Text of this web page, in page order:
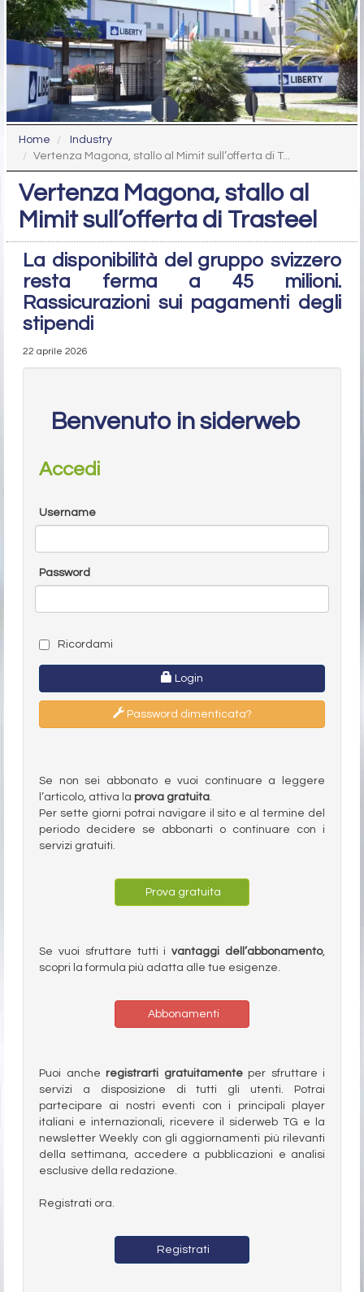
Home
Industry
Vertenza Magona, stallo al Mimit sull’offerta di T...
Vertenza Magona, stallo al
Mimit sull’offerta di Trasteel
La disponibilità del gruppo svizzero
resta ferma a 45 milioni.
Rassicurazioni sui pagamenti degli
stipendi
22 aprile 2026
Benvenuto in siderweb
Accedi
Username
Password
Ricordami
Login
Password dimenticata?
Se non sei abbonato e vuoi continuare a leggere
l’articolo, attiva la prova gratuita.
Per sette giorni potrai navigare il sito e al termine del
periodo decidere se abbonarti o continuare con i
servizi gratuiti.
Prova gratuita
Se vuoi sfruttare tutti ivantaggi dell’abbonamento,
scopri la formula più adatta alle tue esigenze.
Abbonamenti
Puoi anche registrarti gratuitamenteper sfruttare i
servizi a disposizione di tutti gli utenti. Potrai
partecipare ai nostri eventi con i principali player
italiani e internazionali, ricevere il siderweb TG e la
newsletter Weekly con gli aggiornamenti più rilevanti
della settimana, accedere a pubblicazioni e analisi
esclusive della redazione.
Registrati ora.
Registrati